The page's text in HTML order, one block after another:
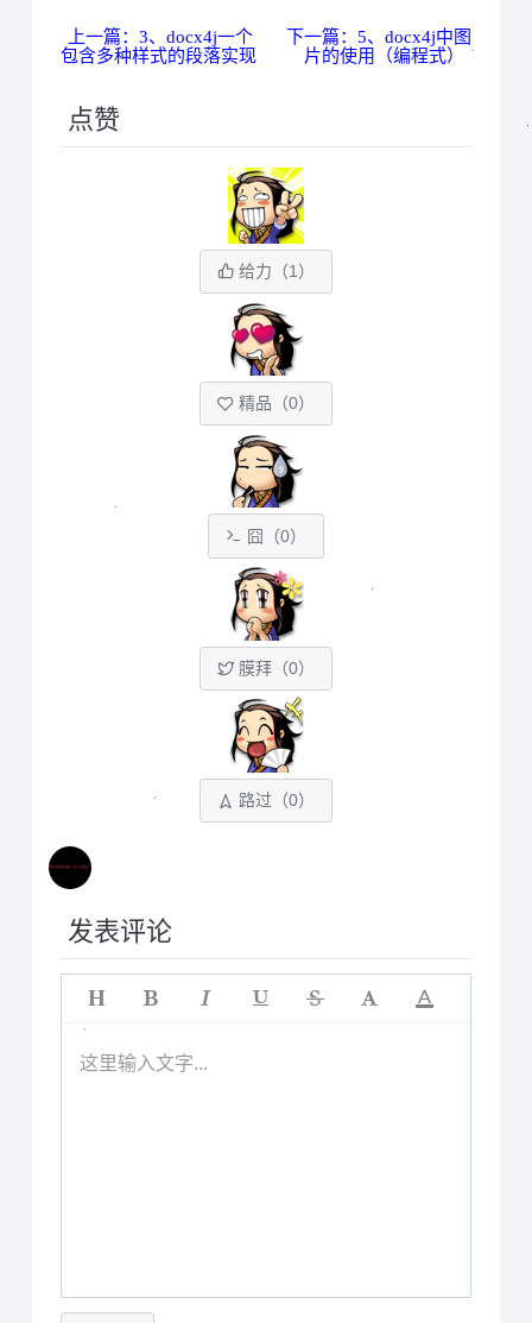
上一篇：3、docx4j一个
包含多种样式的段落实现
下一篇：5、docx4j中图
片的使用（编程式）
点赞
给力（1 ）
精品（0）
囧（0）
膜拜（0）
路过（0）
发表评论
这里输入文字...